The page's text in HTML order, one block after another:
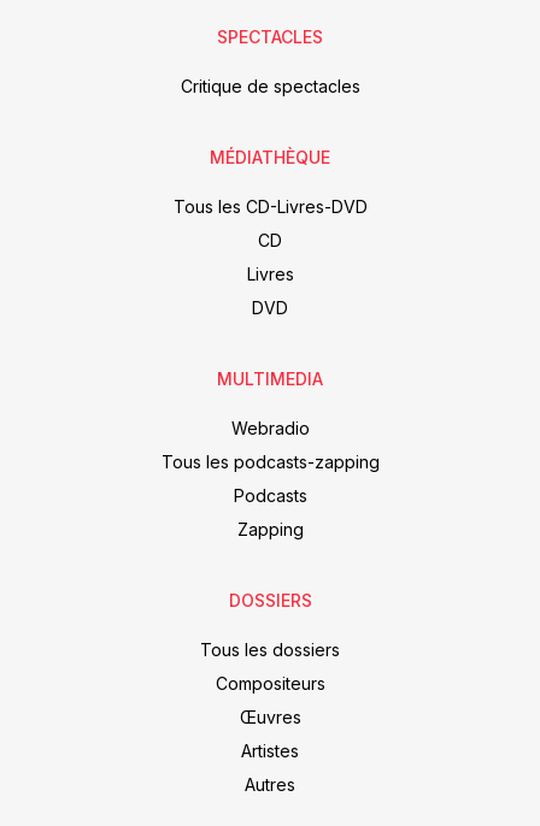
SPECTACLES
Critique de spectacles
MÉDIATHÈQUE
Tous les CD-Livres-DVD
CD
Livres
DVD
MULTIMEDIA
Webradio
Tous les podcasts-zapping
Podcasts
Zapping
DOSSIERS
Tous les dossiers
Compositeurs
Œuvres
Artistes
Autres